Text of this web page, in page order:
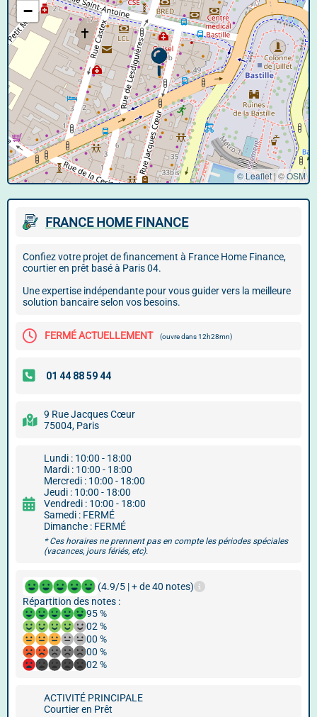
−
© Leaflet | ©OSM
FRANCE HOME FINANCE
Confiez votre projet de financement à France Home Finance,
courtier en prêt basé à Paris 04.
Une expertise indépendante pour vous guider vers la meilleure
solution bancaire selon vos besoins.
FERMÉ ACTUELLEMENT (ouvre dans 12h28mn)
9 Rue Jacques Cœur
75004, Paris
Lundi : 10:00 - 18:00
Mardi : 10:00 - 18:00
Mercredi : 10:00 - 18:00
Jeudi : 10:00 - 18:00
Vendredi : 10:00 - 18:00
Samedi : FERMÉ
Dimanche : FERMÉ
* Ces horaires ne prennent pas en compte les périodes spéciales
(vacances, jours fériés, etc).
(4.9/5 | + de 40 notes)
Répartition des notes :
95 %
02 %
00 %
00 %
02 %
ACTIVITÉ PRINCIPALE
Courtier en Prêt